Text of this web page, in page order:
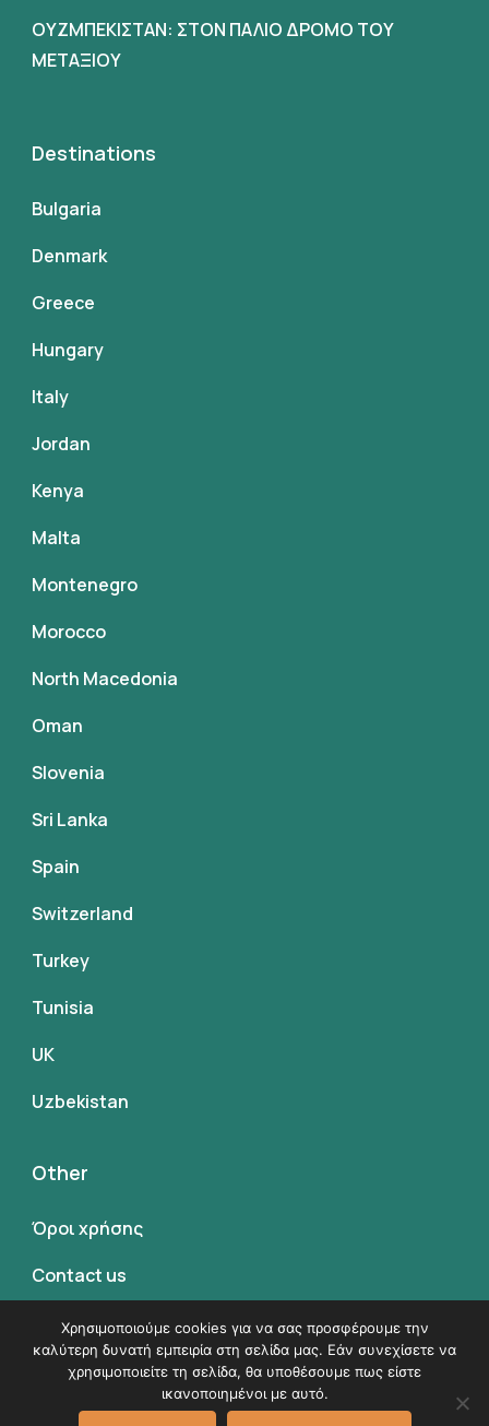
ΟΥΖΜΠΕΚΙΣΤΑΝ: ΣΤΟΝ ΠΑΛΙΟ ΔΡΟΜΟ ΤΟΥ
ΜΕΤΑΞΙΟΥ
Destinations
Bulgaria
Denmark
Greece
Hungary
Italy
Jordan
Kenya
Malta
Montenegro
Morocco
North Macedonia
Oman
Slovenia
Sri Lanka
Spain
Switzerland
Turkey
Tunisia
UK
Uzbekistan
Other
Όροι χρήσης
Contact us
Όροι συμμετοχης
Χρησιμοποιούμε cookies για να σας προσφέρουμε την
καλύτερη δυνατή εμπειρία στη σελίδα μας. Εάν συνεχίσετε να
χρησιμοποιείτε τη σελίδα, θα υποθέσουμε πως είστε
ικανοποιημένοι με αυτό.